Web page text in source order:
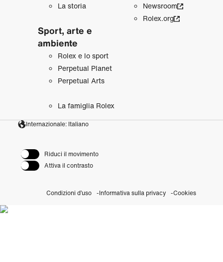
La storia
Sport, arte e
ambiente
Rolex e lo sport
Perpetual Planet
Perpetual Arts
La famiglia Rolex
Newsroom
Rolex.org
Internazionale: Italiano
Riduci il movimento
Attiva il contrasto
Condizioni d’uso Informativa sulla privacy Cookies